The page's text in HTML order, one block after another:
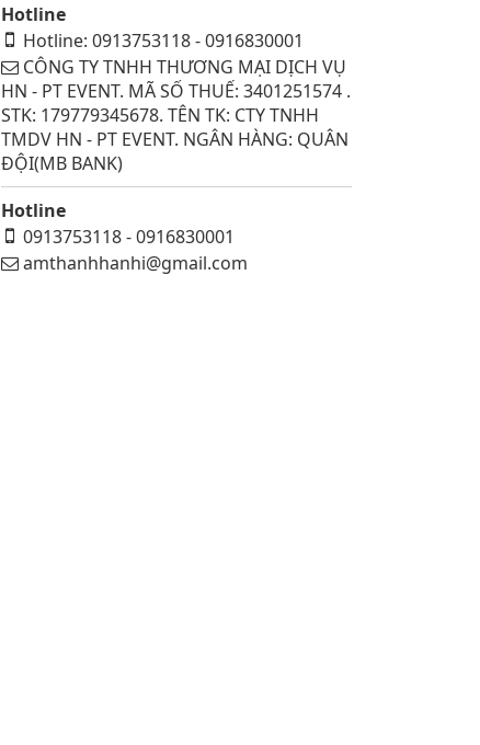
Hotline
Hotline: 0913753118 - 0916830001
CÔNG TY TNHH THƯƠNG MẠI DỊCH VỤ
HN - PT EVENT. MÃ SỐ THUẾ: 3401251574 .
STK: 179779345678. TÊN TK: CTY TNHH
TMDV HN - PT EVENT. NGÂN HÀNG: QUÂN
ĐỘI(MB BANK)
Hotline
0913753118 - 0916830001
amthanhhanhi@gmail.com